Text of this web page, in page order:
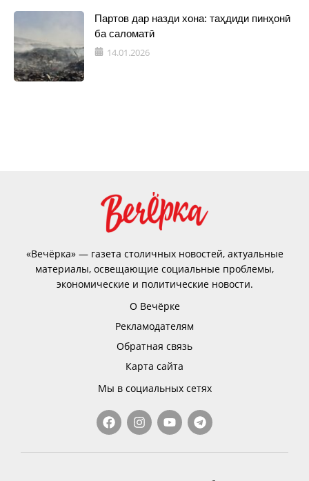
Партов дар назди хона: таҳдиди пинҳонӣ
ба саломатӣ
14.01.2026
«Вечёрка» — газета столичных новостей, актуальные
материалы, освещающие социальные проблемы,
экономические и политические новости.
О Вечёрке
Рекламодателям
Обратная связь
Карта сайта
Мы в социальных сетях